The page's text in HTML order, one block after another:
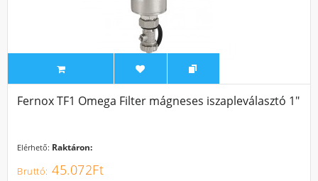
Fernox TF1 Omega Filter mágneses iszapleválasztó 1"
Elérhető: Raktáron:
45.072Ft